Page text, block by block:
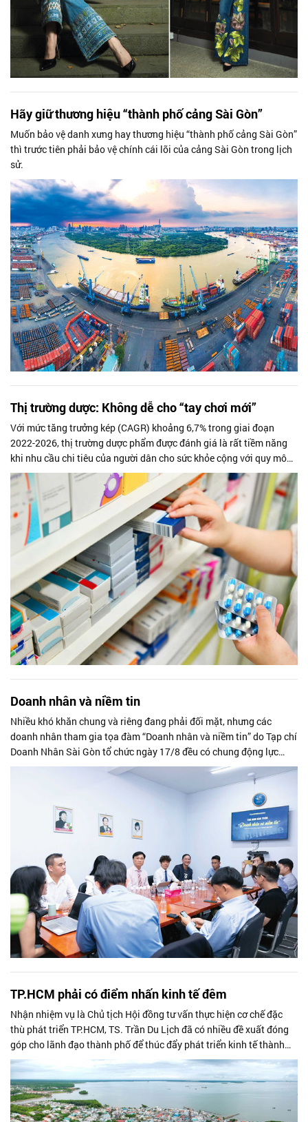
Hãy giữ thương hiệu “thành phố cảng Sài Gòn”
Muốn bảo vệ danh xưng hay thương hiệu “thành phố cảng Sài Gòn”
thì trước tiên phải bảo vệ chính cái lõi của cảng Sài Gòn trong lịch
sử.
Thị trường dược: Không dễ cho “tay chơi mới”
Với mức tăng trưởng kép (CAGR) khoảng 6,7% trong giai đoạn
2022-2026, thị trường dược phẩm được đánh giá là rất tiềm năng
khi nhu cầu chi tiêu của người dân cho sức khỏe cộng với quy mô
dân số lớn và đang trong quá trình già hóa.
Doanh nhân và niềm tin
Nhiều khó khăn chung và riêng đang phải đối mặt, nhưng các
doanh nhân tham gia tọa đàm “Doanh nhân và niềm tin” do Tạp chí
Doanh Nhân Sài Gòn tổ chức ngày 17/8 đều có chung động lực
hành động, đó là “tin vào chính mình, ngày mai trời sẽ lại sáng”.
TP.HCM phải có điểm nhấn kinh tế đêm
Nhận nhiệm vụ là Chủ tịch Hội đồng tư vấn thực hiện cơ chế đặc
thù phát triển TP.HCM, TS. Trần Du Lịch đã có nhiều đề xuất đóng
góp cho lãnh đạo thành phố để thúc đẩy phát triển kinh tế thành
phố.